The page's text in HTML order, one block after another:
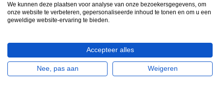
We kunnen deze plaatsen voor analyse van onze bezoekersgegevens, om
onze website te verbeteren, gepersonaliseerde inhoud te tonen en om u een
geweldige website-ervaring te bieden.
Accepteer alles
Nee, pas aan Weigeren